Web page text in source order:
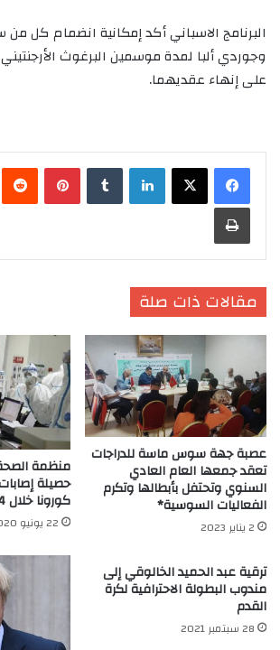
البرنامج الاسباني أكد إمكانية انضمام كل
وجوردي ألبا لمدة موسمين البرغوث
على إنهاء عقديهما.
لينكدإن بينتيريست
طباعة
مقالات ذات صلة
عصبة جهة سوس ماسة للدراجات
تعقد جمعها العام العادي
السنوي وتحتفل بأبطالها وتكرم
الفعاليات السوسية*
2 يناير 2023
منظمة
حصيلة
كورونا خلال 24 ساعة
22 يونيو 2020
ترقية عبد الحميد الخالوقي إلى
مندوب البطولة الاحترافية لكرة
القدم
28 سبتمبر 2021